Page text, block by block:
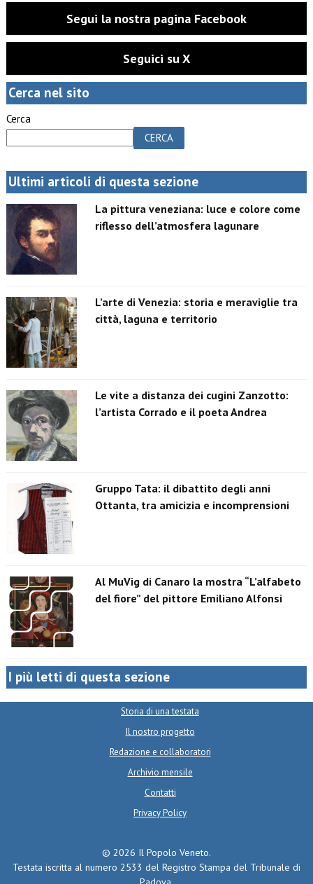
Segui la nostra pagina Facebook
Seguici su X
Cerca nel sito
Cerca
CERCA
Ultimi articoli di questa sezione
La pittura veneziana: luce e colore come
riflesso dell’atmosfera lagunare
L’arte di Venezia: storia e meraviglie tra
città, laguna e territorio
Le vite a distanza dei cugini Zanzotto:
l’artista Corrado e il poeta Andrea
Gruppo Tata: il dibattito degli anni
Ottanta, tra amicizia e incomprensioni
Al MuVig di Canaro la mostra “L’alfabeto
del fiore” del pittore Emiliano Alfonsi
I più letti di questa sezione
Storia di una testata
Il nostro progetto
Redazione e collaboratori
Archivio mensile
Contatti
Privacy Policy
© 2026 Il Popolo Veneto.
Testata iscritta al numero 2533 del Registro Stampa del Tribunale di